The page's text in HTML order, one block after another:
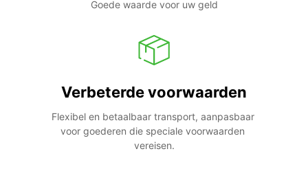
Goede waarde voor uw geld
Verbeterde voorwaarden
Flexibel en betaalbaar transport, aanpasbaar
voor goederen die speciale voorwaarden
vereisen.